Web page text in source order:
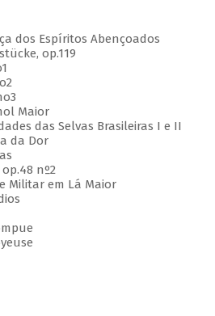
dos Espíritos Abençoados
op.119
Maior
das Selvas Brasileiras I e II
da Dor
nº2
Militar em Lá Maior